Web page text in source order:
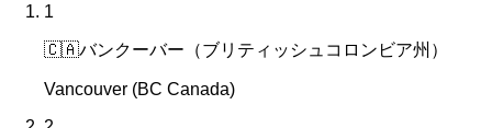
1
🇨🇦バンクーバー（ブリティッシュコロンビア州）
Vancouver (BC Canada)